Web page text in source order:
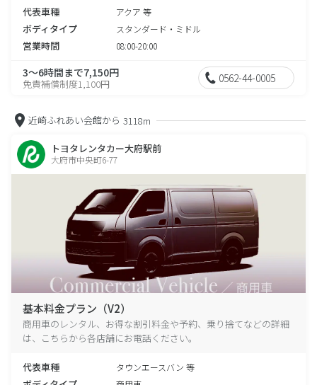
代表車種 アクア 等
ボディタイプ スタンダード・ミドル
営業時間 08:00-20:00
3～6時間まで7,150円
免責補償制度1,100円 0562-44-0005
近崎ふれあい会館から 3118m
トヨタレンタカー大府駅前
大府市中央町6-77
基本料金プラン（V2）
商用車のレンタル、お得な割引料金や予約、乗り捨てなどの詳細
は、こちらから各店舗にお電話ください。
代表車種 タウンエースバン 等